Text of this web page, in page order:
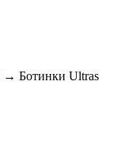
→ Ботинки Ultras